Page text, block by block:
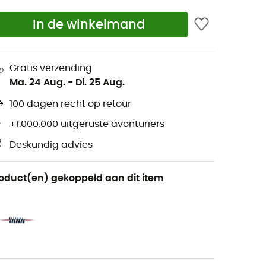
In de winkelmand
Gratis verzending
Ma. 24 Aug. - Di. 25 Aug.
100 dagen recht op retour
+1.000.000 uitgeruste avonturiers
Deskundig advies
gekoppeld aan dit item